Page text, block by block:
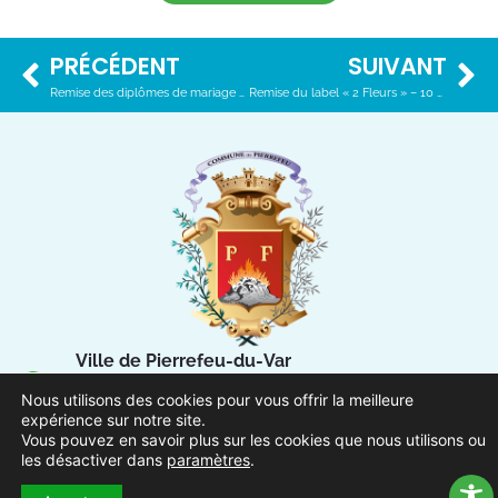
PRÉCÉDENT SUIVANT
Ville de Pierrefeu-du-Var
83390 Pierrefeu-du-Var
04.94.13.53.13
Du lundi au vendredi de 8h30
Nous utilisons des cookies pour vous offrir la meilleure
expérience sur notre site.
Vous pouvez en savoir plus sur les cookies que nous utilisons ou
les désactiver dans paramètres.